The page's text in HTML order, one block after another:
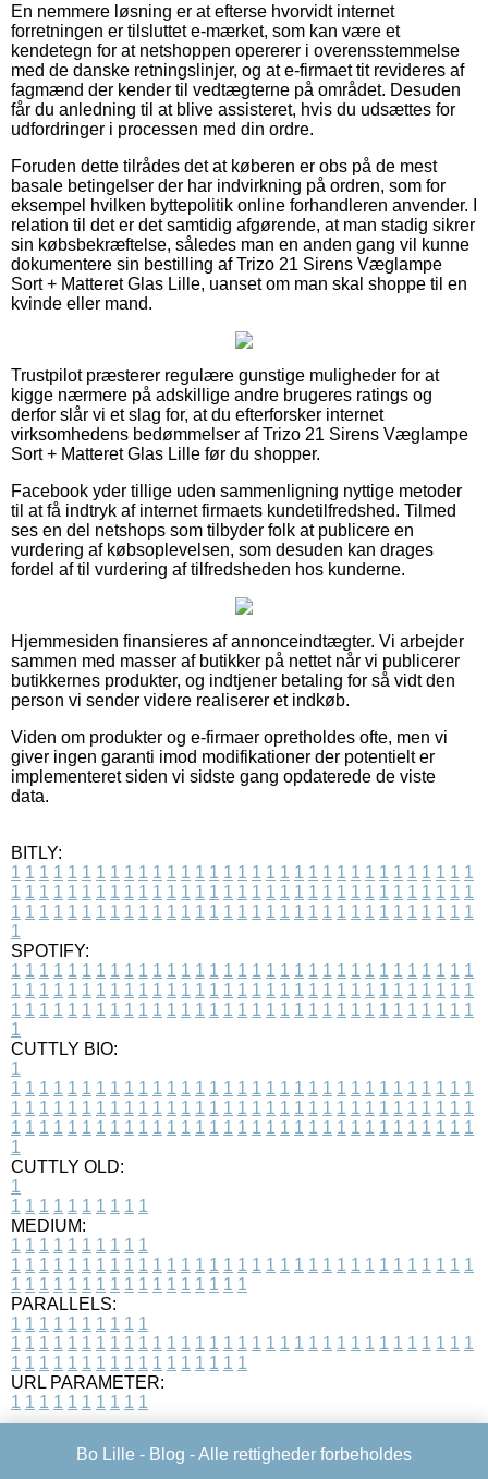
En nemmere løsning er at efterse hvorvidt internet
forretningen er tilsluttet e-mærket, som kan være et
kendetegn for at netshoppen opererer i overensstemmelse
med de danske retningslinjer, og at e-firmaet tit revideres af
fagmænd der kender til vedtægterne på området. Desuden
får du anledning til at blive assisteret, hvis du udsættes for
udfordringer i processen med din ordre.
Foruden dette tilrådes det at køberen er obs på de mest
basale betingelser der har indvirkning på ordren, som for
eksempel hvilken byttepolitik online forhandleren anvender. I
relation til det er det samtidig afgørende, at man stadig sikrer
sin købsbekræftelse, således man en anden gang vil kunne
dokumentere sin bestilling af Trizo 21 Sirens Væglampe
Sort + Matteret Glas Lille, uanset om man skal shoppe til en
kvinde eller mand.
Trustpilot præsterer regulære gunstige muligheder for at
kigge nærmere på adskillige andre brugeres ratings og
derfor slår vi et slag for, at du efterforsker internet
virksomhedens bedømmelser af Trizo 21 Sirens Væglampe
Sort + Matteret Glas Lille før du shopper.
Facebook yder tillige uden sammenligning nyttige metoder
til at få indtryk af internet firmaets kundetilfredshed. Tilmed
ses en del netshops som tilbyder folk at publicere en
vurdering af købsoplevelsen, som desuden kan drages
fordel af til vurdering af tilfredsheden hos kunderne.
Hjemmesiden finansieres af annonceindtægter. Vi arbejder
sammen med masser af butikker på nettet når vi publicerer
butikkernes produkter, og indtjener betaling for så vidt den
person vi sender videre realiserer et indkøb.
Viden om produkter og e-firmaer opretholdes ofte, men vi
giver ingen garanti imod modifikationer der potentielt er
implementeret siden vi sidste gang opdaterede de viste
data.
BITLY:
1 1 1 1 1 1 1 1 1 1 1 1 1 1 1 1 1 1 1 1 1 1 1 1 1 1 1 1 1 1 1 1 1
1 1 1 1 1 1 1 1 1 1 1 1 1 1 1 1 1 1 1 1 1 1 1 1 1 1 1 1 1 1 1 1 1
1 1 1 1 1 1 1 1 1 1 1 1 1 1 1 1 1 1 1 1 1 1 1 1 1 1 1 1 1 1 1 1 1
1
SPOTIFY:
1 1 1 1 1 1 1 1 1 1 1 1 1 1 1 1 1 1 1 1 1 1 1 1 1 1 1 1 1 1 1 1 1
1 1 1 1 1 1 1 1 1 1 1 1 1 1 1 1 1 1 1 1 1 1 1 1 1 1 1 1 1 1 1 1 1
1 1 1 1 1 1 1 1 1 1 1 1 1 1 1 1 1 1 1 1 1 1 1 1 1 1 1 1 1 1 1 1 1
1
CUTTLY BIO:
1
1 1 1 1 1 1 1 1 1 1 1 1 1 1 1 1 1 1 1 1 1 1 1 1 1 1 1 1 1 1 1 1 1
1 1 1 1 1 1 1 1 1 1 1 1 1 1 1 1 1 1 1 1 1 1 1 1 1 1 1 1 1 1 1 1 1
1 1 1 1 1 1 1 1 1 1 1 1 1 1 1 1 1 1 1 1 1 1 1 1 1 1 1 1 1 1 1 1 1
1
CUTTLY OLD:
1
1 1 1 1 1 1 1 1 1 1
MEDIUM:
1 1 1 1 1 1 1 1 1 1
1 1 1 1 1 1 1 1 1 1 1 1 1 1 1 1 1 1 1 1 1 1 1 1 1 1 1 1 1 1 1 1 1
1 1 1 1 1 1 1 1 1 1 1 1 1 1 1 1 1
PARALLELS:
1 1 1 1 1 1 1 1 1 1
1 1 1 1 1 1 1 1 1 1 1 1 1 1 1 1 1 1 1 1 1 1 1 1 1 1 1 1 1 1 1 1 1
1 1 1 1 1 1 1 1 1 1 1 1 1 1 1 1 1
URL PARAMETER:
1 1 1 1 1 1 1 1 1 1
Bo Lille - Blog - Alle rettigheder forbeholdes